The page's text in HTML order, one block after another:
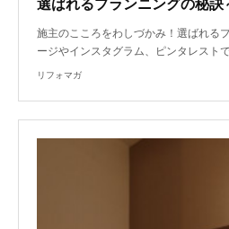
施主のこころをわしづかみ！選ばれる
ージやインスタグラム、ピンタレスト
リフォマガ